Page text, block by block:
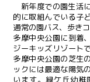
新年度での園生活
的に取組んでいる子
通常の園バス、歩き
多摩中央公園に到着
ジーキッズリゾート
多摩中央公園の芝生
ックには最適な陽気
います。緑ケ丘幼